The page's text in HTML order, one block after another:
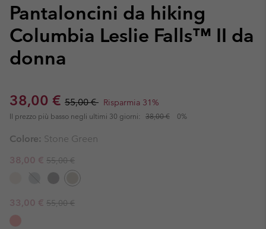
Pantaloncini da hiking
Columbia Leslie Falls™ II da
donna
Sale price:
38,00 € Regular price:
55,00 € Risparmia 31%
Il prezzo più basso negli ultimi 30 giorni: 38,00 € 0%
Colore: Stone Green
Sale price:
38,00 € Regular price:
55,00 €
Sale price:
33,00 € Regular price:
55,00 €